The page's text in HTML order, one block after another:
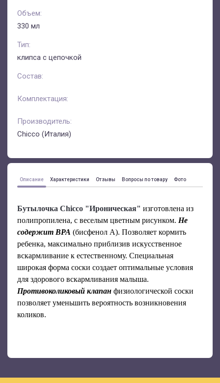
Объем:
330 мл
Тип:
клипса с цепочкой
Состав:
Комплектация:
Производитель:
Chicco (Италия)
Описание Характеристики Отзывы Вопросы по товару Фото
Бутылочка Chicco "Ироническая" изготовлена из
полипропилена, с веселым цветным рисунком. Не
содержит BPA (бисфенол А). Позволяет кормить
ребенка, максимально приблизив искусственное
вскармливание к естественному. Специальная
широкая форма соски создает оптимальные условия
для здорового вскармливания малыша.
Противоколиковый клапан физиологической соски
позволяет уменьшить вероятность возникновения
коликов.